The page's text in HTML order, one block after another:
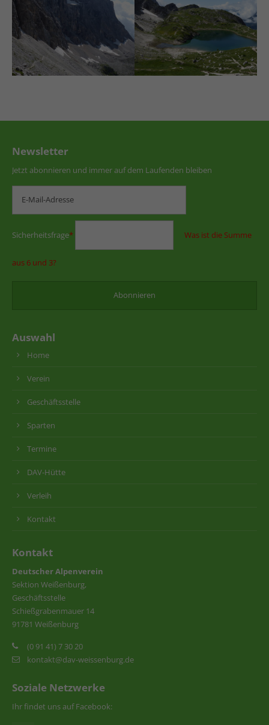
Newsletter
Jetzt abonnieren und immer auf dem Laufenden bleiben
Sicherheitsfrage* Was ist die Summe
aus 6 und 3?
Auswahl
Home
Verein
Geschäftsstelle
Sparten
Termine
DAV-Hütte
Verleih
Kontakt
Kontakt
Deutscher Alpenverein
Sektion Weißenburg,
Geschäftsstelle
Schießgrabenmauer 14
91781 Weißenburg
(0 91 41) 7 30 20
kontakt@dav-weissenburg.de
Soziale Netzwerke
Ihr findet uns auf Facebook: